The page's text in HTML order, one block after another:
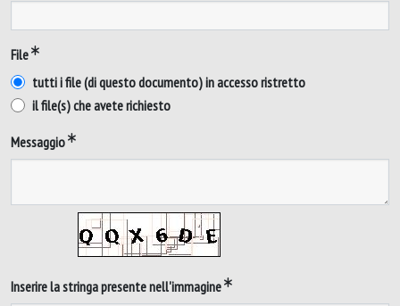
File
tutti i file (di questo documento) in accesso ristretto
il file(s) che avete richiesto
Messaggio
Inserire la stringa presente nell'immagine